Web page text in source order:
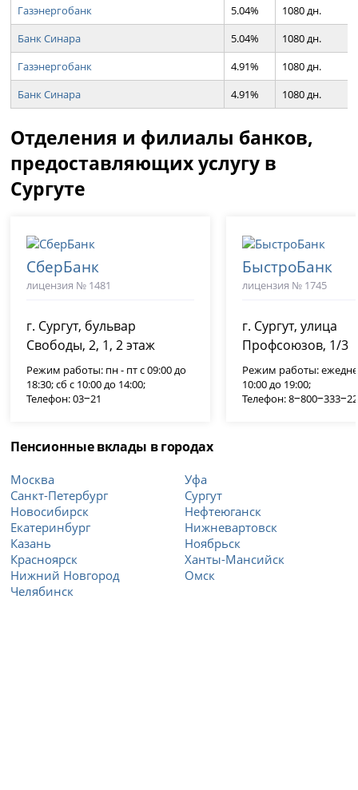
Газэнергобанк
5.04%
1080 дн.
Банк Синара
5.04%
1080 дн.
Газэнергобанк
4.91%
1080 дн.
Банк Синара
4.91% 1080 дн.
Отделения и филиалы банков,
предоставляющих услугу в
Сургуте
СберБанк
лицензия № 1481
г. Сургут, бульвар
Свободы, 2, 1, 2 этаж
Режим работы: пн - пт с 09:00 до
18:30; сб с 10:00 до 14:00;
Телефон: 03‒21
БыстроБанк
лицензия № 1745
г. Сургут, улица
Профсоюзов, 1/3
Режим работы:
10:00 до 19:00;
Телефон:
Пенсионные вклады в городах
Москва
Санкт-Петербург
Новосибирск
Екатеринбург
Казань
Красноярск
Нижний Новгород
Челябинск
Уфа
Сургут
Нефтеюганск
Нижневартовск
Ноябрьск
Ханты-Мансийск
Омск